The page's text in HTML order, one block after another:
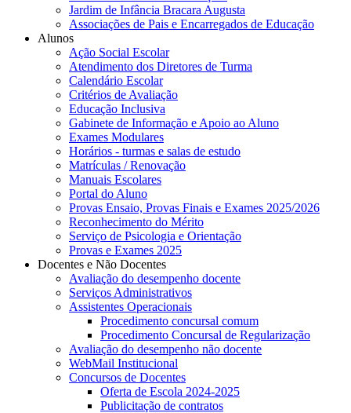
Jardim de Infância Bracara Augusta
Associações de Pais e Encarregados de Educação
Alunos
Ação Social Escolar
Atendimento dos Diretores de Turma
Calendário Escolar
Critérios de Avaliação
Educação Inclusiva
Gabinete de Informação e Apoio ao Aluno
Exames Modulares
Horários - turmas e salas de estudo
Matrículas / Renovação
Manuais Escolares
Portal do Aluno
Provas Ensaio, Provas Finais e Exames 2025/2026
Reconhecimento do Mérito
Serviço de Psicologia e Orientação
Provas e Exames 2025
Docentes e Não Docentes
Avaliação do desempenho docente
Serviços Administrativos
Assistentes Operacionais
Procedimento concursal comum
Procedimento Concursal de Regularização
Avaliação do desempenho não docente
WebMail Institucional
Concursos de Docentes
Oferta de Escola 2024-2025
Publicitação de contratos